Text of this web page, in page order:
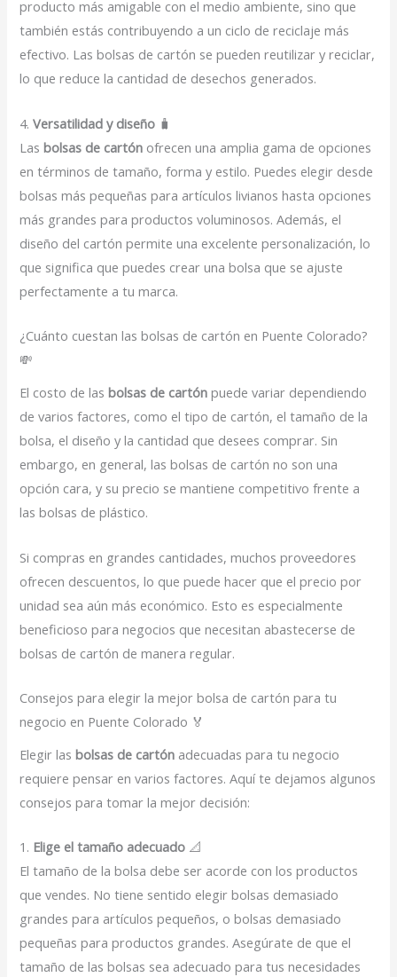
producto más amigable con el medio ambiente, sino que
también estás contribuyendo a un ciclo de reciclaje más
efectivo. Las bolsas de cartón se pueden reutilizar y reciclar,
lo que reduce la cantidad de desechos generados.
4.Versatilidad y diseño 🧳
Lasbolsas de cartón ofrecen una amplia gama de opciones
en términos de tamaño, forma y estilo. Puedes elegir desde
bolsas más pequeñas para artículos livianos hasta opciones
más grandes para productos voluminosos. Además, el
diseño del cartón permite una excelente personalización, lo
que significa que puedes crear una bolsa que se ajuste
perfectamente a tu marca.
¿Cuánto cuestan las bolsas de cartón en Puente Colorado?
💸
El costo de lasbolsas de cartón puede variar dependiendo
de varios factores, como el tipo de cartón, el tamaño de la
bolsa, el diseño y la cantidad que desees comprar. Sin
embargo, en general, las bolsas de cartón no son una
opción cara, y su precio se mantiene competitivo frente a
las bolsas de plástico.
Si compras en grandes cantidades, muchos proveedores
ofrecen descuentos, lo que puede hacer que el precio por
unidad sea aún más económico. Esto es especialmente
beneficioso para negocios que necesitan abastecerse de
bolsas de cartón de manera regular.
Consejos para elegir la mejor bolsa de cartón para tu
negocio en Puente Colorado 🏅
Elegir lasbolsas de cartón adecuadas para tu negocio
requiere pensar en varios factores. Aquí te dejamos algunos
consejos para tomar la mejor decisión:
1. Elige el tamaño adecuado 📐
El tamaño de la bolsa debe ser acorde con los productos
que vendes. No tiene sentido elegir bolsas demasiado
grandes para artículos pequeños, o bolsas demasiado
pequeñas para productos grandes. Asegúrate de que el
tamaño de las bolsas sea adecuado para tus necesidades